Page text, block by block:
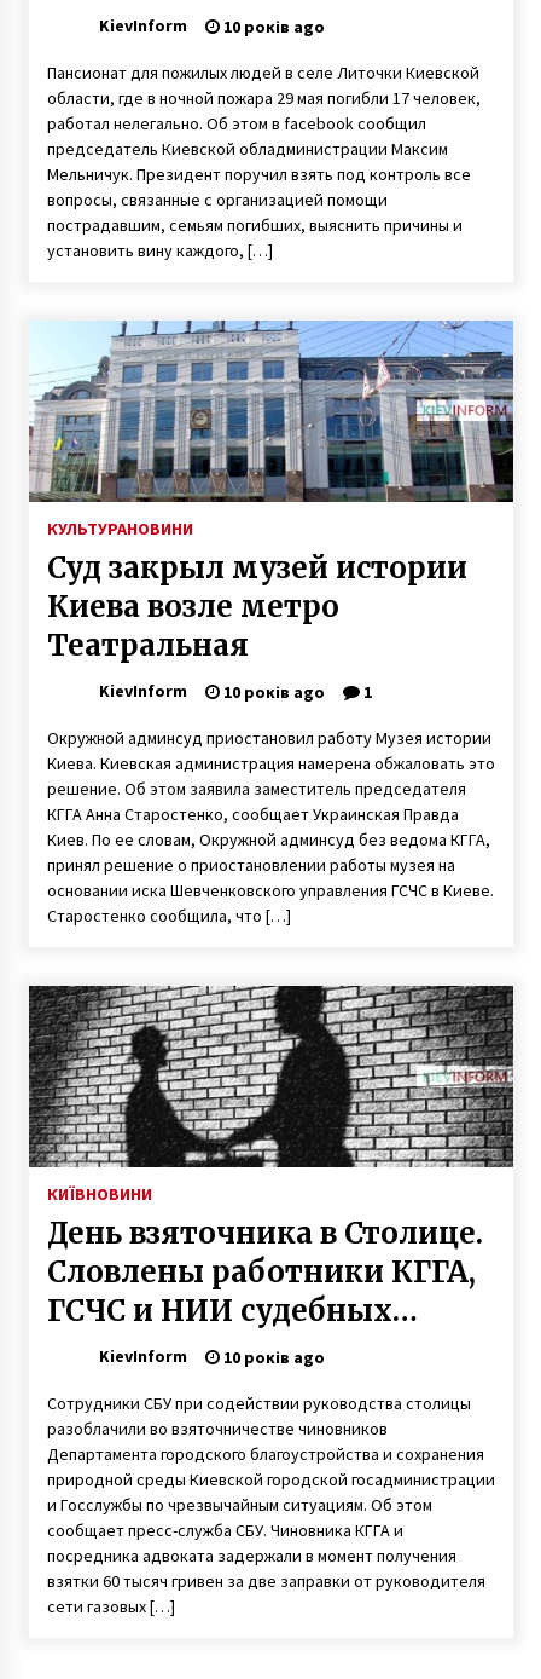
KievInform 10 років ago
Пансионат для пожилых людей в селе Литочки Киевской
области, где в ночной пожара 29 мая погибли 17 человек,
работал нелегально. Об этом в facebook сообщил
председатель Киевской обладминистрации Максим
Мельничук. Президент поручил взять под контроль все
вопросы, связанные с организацией помощи
пострадавшим, семьям погибших, выяснить причины и
установить вину каждого, […]
КУЛЬТУРАНОВИНИ
Суд закрыл музей истории
Киева возле метро
Театральная
KievInform 10 років ago 1
Окружной админсуд приостановил работу Музея истории
Киева. Киевская администрация намерена обжаловать это
решение. Об этом заявила заместитель председателя
КГГА Анна Старостенко, сообщает Украинская Правда
Киев. По ее словам, Окружной админсуд без ведома КГГА,
принял решение о приостановлении работы музея на
основании иска Шевченковского управления ГСЧС в Киеве.
Старостенко сообщила, что […]
КИЇВНОВИНИ
День взяточника в Столице.
Словлены работники КГГА,
ГСЧС и НИИ судебных
экспертиз
KievInform 10 років ago
Сотрудники СБУ при содействии руководства столицы
разоблачили во взяточничестве чиновников
Департамента городского благоустройства и сохранения
природной среды Киевской городской госадминистрации
и Госслужбы по чрезвычайным ситуациям. Об этом
сообщает пресс-служба СБУ. Чиновника КГГА и
посредника адвоката задержали в момент получения
взятки 60 тысяч гривен за две заправки от руководителя
сети газовых […]